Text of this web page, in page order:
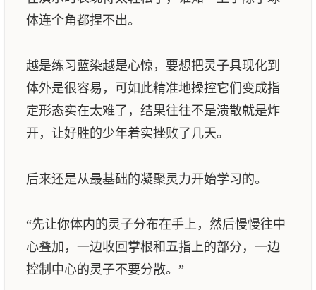
体连个角都捏不出。
越是练习蓝染越是心惊，要想把灵子具现化到
体外是很容易，可如此精准地操控它们变成指
定形态实在太难了，结果往往不是溃散就是炸
开，让好胜的少年着实挫败了几天。
后来还是从最基础的凝聚灵力开始学习的。
“先让你体内的灵子分布在手上，然后慢慢往中
心叠加，一边收回掌根和五指上的部分，一边
控制中心的灵子不要分散。”